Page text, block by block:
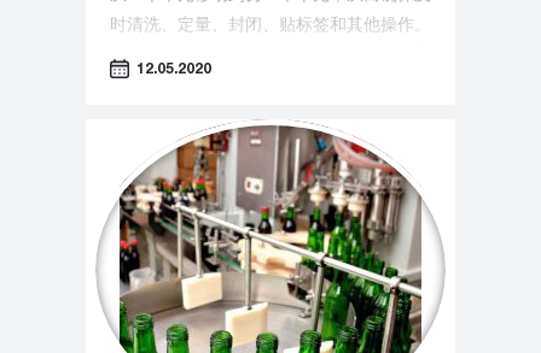
时清洗、定量、封闭、贴标签和其他操作。
选择最佳输送机困难的是安装必须满足特定
和安全地完成任务。
12.05.2020